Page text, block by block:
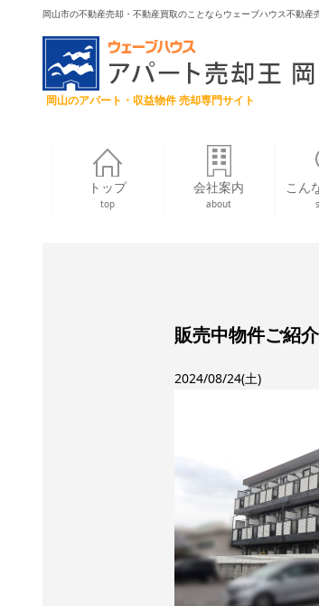
岡山市の不動産売却・不動産買取のことならウェーブハウス不動産
岡山のアパート・収益物件 売却専門サイト
トップ
top
会社案内
about
こん
販売中物件ご紹
2024/08/24(土)